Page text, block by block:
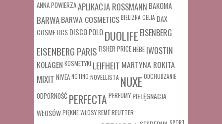
ANNA POWIERZAAPLIKACJA ROSSMANN BAKOMA
BARWABARWA COSMETICSBIELIZNA CELIA DAX
COSMETICSDISCO POLODUOLIFE EISENBERG
EISENBERG PARIS FISHER PRICEHEBE IWOSTIN
KOLAGEN KOSMETYKI LEIFHEIT MARTYNA ROKITA
MIXIT NIVEANOTINO NOVELLISTA NUXEODCHUDZANIE
ODPORNOŚĆ PERFECTA PERFUMY PIELĘGNACJA
WŁOSÓWPIĘKNE WŁOSYREMÉREUTTER